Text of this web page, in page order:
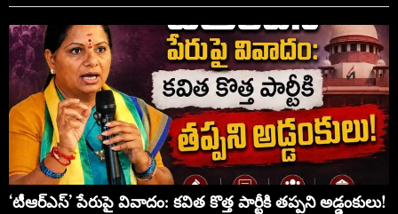
‘టీఆర్ఎస్’ పేరుపై వివాదం: కవిత కొత్త పార్టీకి తప్పని అడ్డంకులు!